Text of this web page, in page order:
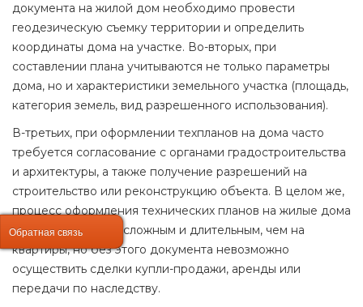
документа на жилой дом необходимо провести
геодезическую съемку территории и определить
координаты дома на участке. Во-вторых, при
составлении плана учитываются не только параметры
дома, но и характеристики земельного участка (площадь,
категория земель, вид разрешенного использования).
В-третьих, при оформлении техпланов на дома часто
требуется согласование с органами градостроительства
и архитектуры, а также получение разрешений на
строительство или реконструкцию объекта. В целом же,
процесс оформления технических планов на жилые дома
может быть более сложным и длительным, чем на
квартиры, но без этого документа невозможно
осуществить сделки купли-продажи, аренды или
передачи по наследству.
Обратная связь
Обратная связь